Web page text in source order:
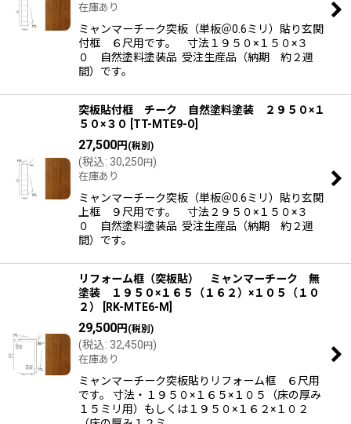
在庫あり
ミャンマーチーク突板（単板＠0.6ミリ）貼り玄関
付框 ６尺用です。 寸法１９５０×１５０×３
０ 自然塗料塗装品 受注生産品（納期 約２週
間）です。
突板貼付框 チーク 自然塗料塗装 ２９５０×１
５０×３０
TT-MTE9-O
27,500円 (税別)
(税込: 30,250円)
在庫あり
ミャンマーチーク突板（単板＠0.6ミリ）貼り玄関
上框 ９尺用です。 寸法２９５０×１５０×３
０ 自然塗料塗装品 受注生産品（納期 約２週
間）です。
リフォーム框（突板貼） ミャンマーチーク 無
塗装 １９５０×１６５（１６２）×１０５（１０
２）
RK-MTE6-M
29,500円 (税別)
(税込: 32,450円)
在庫あり
ミャンマーチーク突板貼りリフォーム框 ６尺用
です。 寸法・１９５０×１６５×１０５（床の厚み
１５ミリ用）もしくは１９５０×１６２×１０２